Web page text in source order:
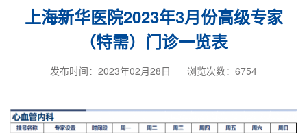
上海新华医院2023年3月份高级专家
（特需）门诊一览表
发布时间：2023年02月28日 浏览次数：6754